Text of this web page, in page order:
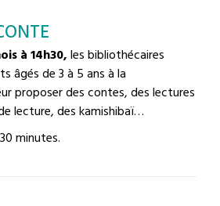
à 14h30,les bibliothécaires
âgés de 3 à 5 ans à la
proposer des contes, des lectures
lecture, des kamishibaï…
minutes.